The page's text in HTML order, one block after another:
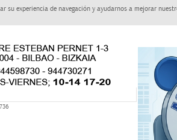
su experiencia de navegación y ayudarnos a mejorar